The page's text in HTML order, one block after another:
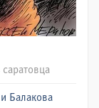
Балакова